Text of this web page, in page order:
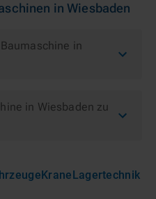
inWiesbaden
in
in Wiesbaden zu
KraneLagertechnik